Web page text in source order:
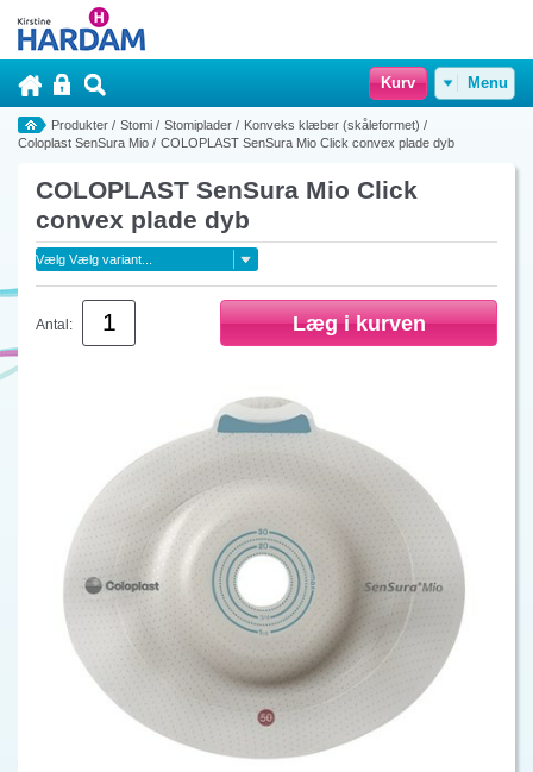
Kurv Menu
Produkter / Stomi / Stomiplader / Konveks klæber (skåleformet) /
Coloplast SenSura Mio / COLOPLAST SenSura Mio Click convex plade dyb
COLOPLAST SenSura Mio Click
convex plade dyb
Antal: